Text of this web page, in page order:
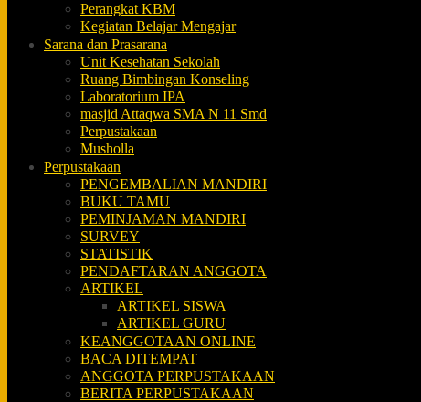
Perangkat KBM
Kegiatan Belajar Mengajar
Sarana dan Prasarana
Unit Kesehatan Sekolah
Ruang Bimbingan Konseling
Laboratorium IPA
masjid Attaqwa SMA N 11 Smd
Perpustakaan
Musholla
Perpustakaan
PENGEMBALIAN MANDIRI
BUKU TAMU
PEMINJAMAN MANDIRI
SURVEY
STATISTIK
PENDAFTARAN ANGGOTA
ARTIKEL
ARTIKEL SISWA
ARTIKEL GURU
KEANGGOTAAN ONLINE
BACA DITEMPAT
ANGGOTA PERPUSTAKAAN
BERITA PERPUSTAKAAN